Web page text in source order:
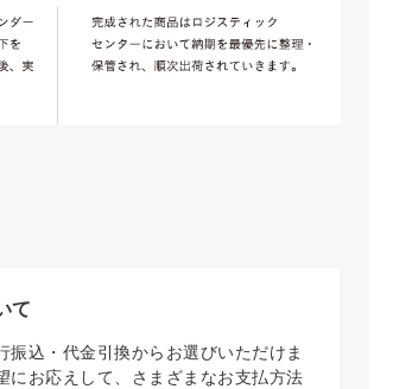
て
振込・代金引換からお選びいただけま
にお応えして、さまざまなお支払方法